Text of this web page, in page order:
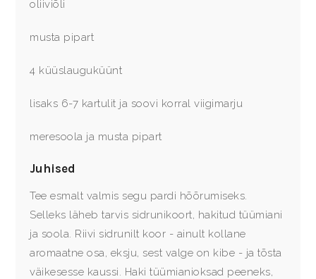
oliiviõli
musta pipart
4 küüslauguküünt
lisaks 6-7 kartulit ja soovi korral viigimarju
meresoola ja musta pipart
Juhised
Tee esmalt valmis segu pardi hõõrumiseks.
Selleks läheb tarvis sidrunikoort, hakitud tüümiani
ja soola. Riivi sidrunilt koor - ainult kollane
aromaatne osa, eksju, sest valge on kibe - ja tõsta
väikesesse kaussi. Haki tüümianioksad peeneks,